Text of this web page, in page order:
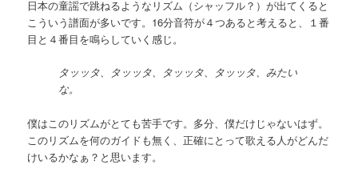
日本の童謡で跳ねるようなリズム（シャッフル？）が出てくると
こういう譜面が多いです。16分音符が４つあると考えると、１番
目と４番目を鳴らしていく感じ。
タッッタ、タッッタ、タッッタ、タッッタ、みたい
な。
僕はこのリズムがとても苦手です。多分、僕だけじゃないはず。
このリズムを何のガイドも無く、正確にとって歌える人がどんだ
けいるかなぁ？と思います。